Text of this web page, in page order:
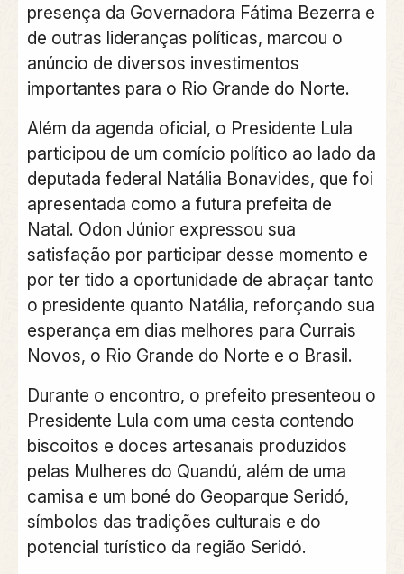
presença da Governadora Fátima Bezerra e
de outras lideranças políticas, marcou o
anúncio de diversos investimentos
importantes para o Rio Grande do Norte.
Além da agenda oficial, o Presidente Lula
participou de um comício político ao lado da
deputada federal Natália Bonavides, que foi
apresentada como a futura prefeita de
Natal. Odon Júnior expressou sua
satisfação por participar desse momento e
por ter tido a oportunidade de abraçar tanto
o presidente quanto Natália, reforçando sua
esperança em dias melhores para Currais
Novos, o Rio Grande do Norte e o Brasil.
Durante o encontro, o prefeito presenteou o
Presidente Lula com uma cesta contendo
biscoitos e doces artesanais produzidos
pelas Mulheres do Quandú, além de uma
camisa e um boné do Geoparque Seridó,
símbolos das tradições culturais e do
potencial turístico da região Seridó.